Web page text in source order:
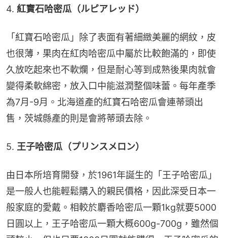
4. 紅寶石哈密瓜（ルピアレッド）
「紅寶石哈密瓜」除了表面有著細緻美麗的網紋，皮
也很薄，果肉在紅肉哈密瓜中屬於比較飽滿的，即使
久放吃起來也不軟爛，但是耐心等到成熟後果肉就會
變得柔軟綿密，放入口中能滋潤整個味蕾。每年產季
為7月-9月。北海道產的紅寶石哈密瓜會連蒂頭出
售，茨城縣產的則是會將蒂頭去除。
5. 王子哈密瓜（プリンスメロン）
由日本所培育開發，於1961年誕生的「王子哈密瓜」
是一般人也能輕鬆購入的親民價格，因此深受日本一
般家庭的愛戴。相較於麝香哈密瓜一顆1kg就要5000
日圓以上，王子哈密瓜一顆大概600g-700g，雖然個